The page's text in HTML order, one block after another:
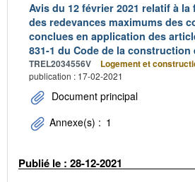
Avis du 12 février 2021 relatif à
des redevances maximums des
conclues en application des
831-1 du Code de la construction
TREL2034556V Logement et
publication : 17-02-2021
Document principal
Annexe(s) : 1
Publié le : 28-12-2021